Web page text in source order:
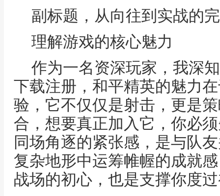
副标题，从向往到实战的
理解游戏的核心魅力
作为一名资深玩家，我深
下载注册，和平精英的魅力
验，它不仅仅是射击，更是
合，想要真正加入它，你必
同场角逐的紧张感，是与队
复杂地形中运筹帷幄的成就
战场的初心，也是支撑你度